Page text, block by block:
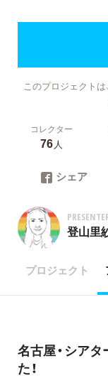
このプロジェクトは
コレクター
76人
シェア
登山里
プロジェクト
名古屋・シア
た！